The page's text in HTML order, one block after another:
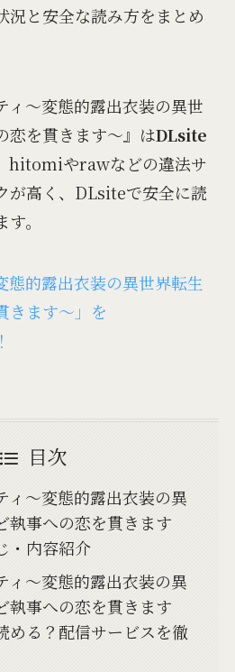
況と安全な読み方をまとめ
ィ～変態的露出衣装の異世
恋を貫きます～』はDLsite
hitomiやrawなどの違法サ
が高く、DLsiteで安全に読
。
態的露出衣装の異世界転生
きます～」を
目次
ィ～変態的露出衣装の異
執事への恋を貫きます
・内容紹介
ィ～変態的露出衣装の異
執事への恋を貫きます
める？配信サービスを徹